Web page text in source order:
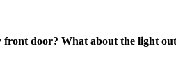
door? What about the light